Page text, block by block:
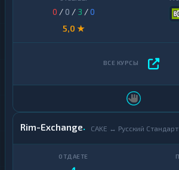
0 / 0 / 3 /0
5,0 ★
Rim-Exchange CAKE ↔ Русский Стандарт